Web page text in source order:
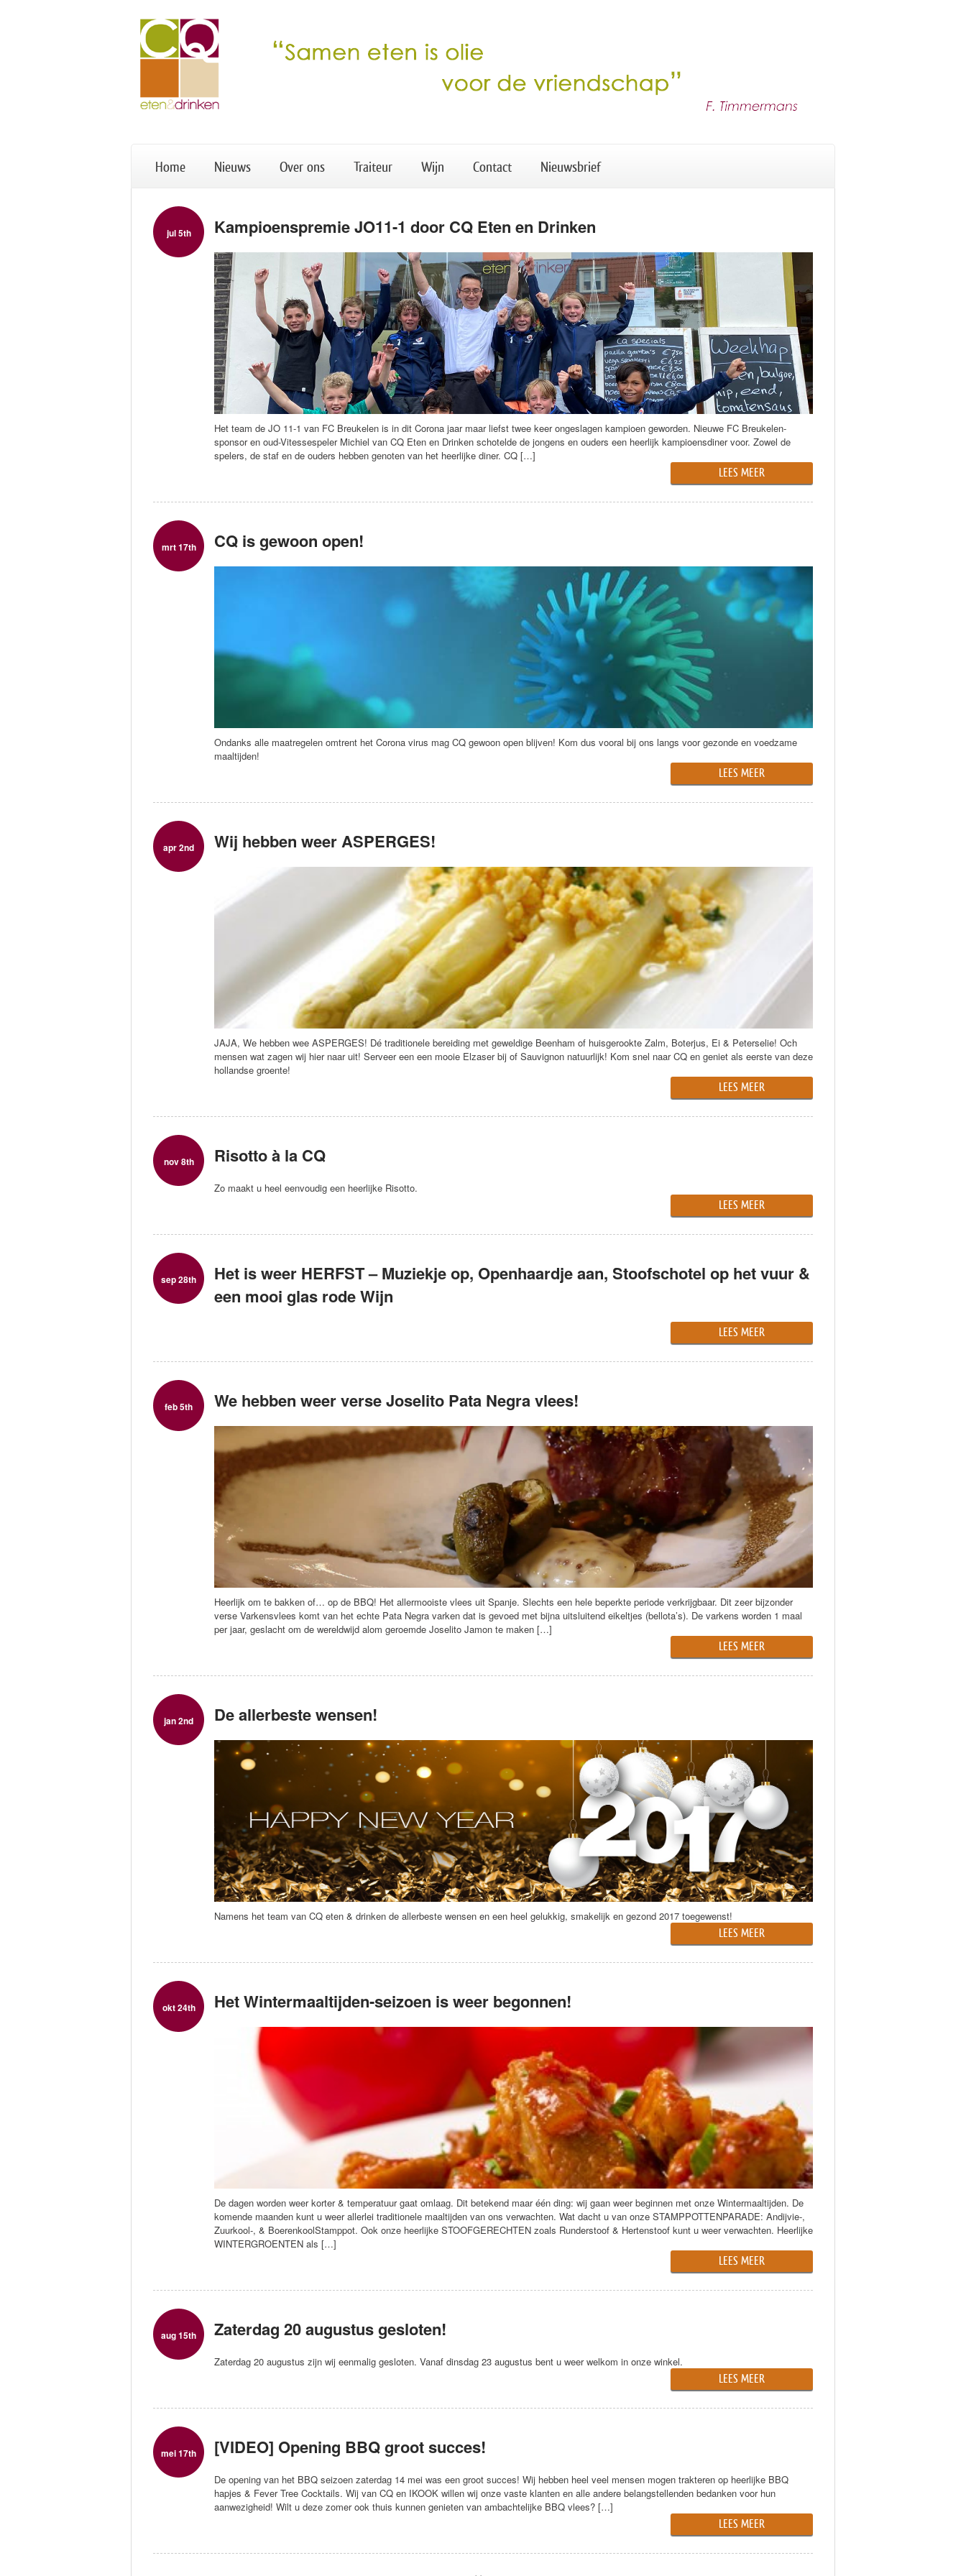
Home Nieuws Over ons Traiteur Wijn Contact Nieuwsbrief
jul 5th Kampioenspremie JO11-1 door CQ Eten en Drinken
Het team de JO 11-1 van FC Breukelen is in dit Corona jaar maar liefst twee keer ongeslagen kampioen geworden. Nieuwe FC Breukelen-
sponsor en oud-Vitessespeler Michiel van CQ Eten en Drinken schotelde de jongens en ouders een heerlijk kampioensdiner voor. Zowel de
spelers, de staf en de ouders hebben genoten van het heerlijke diner. CQ […]
LEES MEER
mrt 17th CQ is gewoon open!
Ondanks alle maatregelen omtrent het Corona virus mag CQ gewoon open blijven! Kom dus vooral bij ons langs voor gezonde en voedzame
maaltijden!
LEES MEER
apr 2nd Wij hebben weer ASPERGES!
JAJA, We hebben wee ASPERGES! Dé traditionele bereiding met geweldige Beenham of huisgerookte Zalm, Boterjus, Ei & Peterselie! Och
mensen wat zagen wij hier naar uit! Serveer een een mooie Elzaser bij of Sauvignon natuurlijk! Kom snel naar CQ en geniet als eerste van deze
hollandse groente!
LEES MEER
nov 8th Risotto à la CQ
Zo maakt u heel eenvoudig een heerlijke Risotto.
LEES MEER
sep 28th
Het is weer HERFST – Muziekje op, Openhaardje aan, Stoofschotel op het vuur &
een mooi glas rode Wijn
LEES MEER
feb 5th We hebben weer verse Joselito Pata Negra vlees!
Heerlijk om te bakken of… op de BBQ! Het allermooiste vlees uit Spanje. Slechts een hele beperkte periode verkrijgbaar. Dit zeer bijzonder
verse Varkensvlees komt van het echte Pata Negra varken dat is gevoed met bijna uitsluitend eikeltjes (bellota’s). De varkens worden 1 maal
per jaar, geslacht om de wereldwijd alom geroemde Joselito Jamon te maken […]
LEES MEER
jan 2nd De allerbeste wensen!
Namens het team van CQ eten & drinken de allerbeste wensen en een heel gelukkig, smakelijk en gezond 2017 toegewenst!
LEES MEER
okt 24th Het Wintermaaltijden-seizoen is weer begonnen!
De dagen worden weer korter & temperatuur gaat omlaag. Dit betekend maar één ding: wij gaan weer beginnen met onze Wintermaaltijden. De
komende maanden kunt u weer allerlei traditionele maaltijden van ons verwachten. Wat dacht u van onze STAMPPOTTENPARADE: Andijvie-,
Zuurkool-, & BoerenkoolStamppot. Ook onze heerlijke STOOFGERECHTEN zoals Runderstoof & Hertenstoof kunt u weer verwachten. Heerlijke
WINTERGROENTEN als […]
LEES MEER
aug 15th Zaterdag 20 augustus gesloten!
Zaterdag 20 augustus zijn wij eenmalig gesloten. Vanaf dinsdag 23 augustus bent u weer welkom in onze winkel.
LEES MEER
mei 17th [VIDEO] Opening BBQ groot succes!
De opening van het BBQ seizoen zaterdag 14 mei was een groot succes! Wij hebben heel veel mensen mogen trakteren op heerlijke BBQ
hapjes & Fever Tree Cocktails. Wij van CQ en IKOOK willen wij onze vaste klanten en alle andere belangstellenden bedanken voor hun
aanwezigheid! Wilt u deze zomer ook thuis kunnen genieten van ambachtelijke BBQ vlees? […]
LEES MEER